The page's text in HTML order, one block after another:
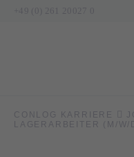
CONLOG KARRIERE
LAGERARBEITER (M/W/
in Saarlouis